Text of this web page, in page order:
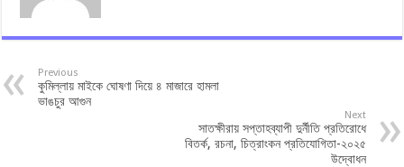
Previous
কুমিল্লায় মাইকে ঘোষণা দিয়ে ৪ মাজারে হামলা
ভাঙচুর আগুন
Next
সাতক্ষীরায় সপ্তাহব্যাপী দুর্নীতি প্রতিরোধে
বিতর্ক, রচনা, চিত্রাংকন প্রতিযোগিতা-২০২৫
উদ্বোধন